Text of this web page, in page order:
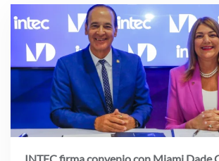
INTEC firma convenio con Miami Dade